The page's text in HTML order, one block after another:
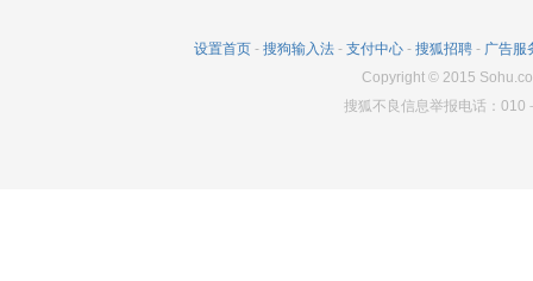
设置首页 - 搜狗输入法 - 支付中心 - 搜狐招聘 - 广告服
Copyright© 2015
搜狐不良信息举报电话：010